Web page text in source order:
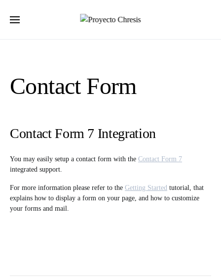
Contact Form
Contact Form 7 Integration
You may easily setup a contact form with the Contact Form 7
integrated support.
For more information please refer to the Getting Started tutorial, that
explains how to display a form on your page, and how to customize
your forms and mail.